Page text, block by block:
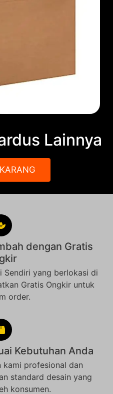
Lainnya
dengan Gratis
Sendiri yang berlokasi di
Gratis Ongkir untuk
order.
Kebutuhan Anda
kami profesional dan
standard desain yang
konsumen.